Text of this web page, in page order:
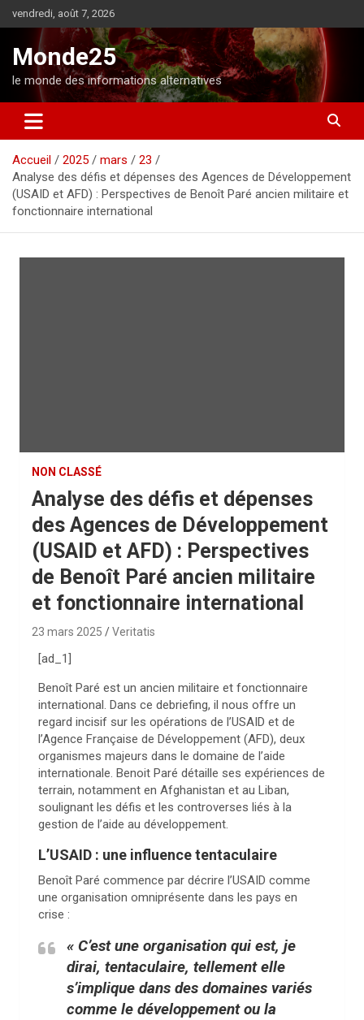
l
o
u
vendredi, août 7, 2026
Monde25
le monde des informations alternatives
Accueil 2025 mars
23
Analyse des défis et dépenses des Agences de Développement
(USAID et AFD) : Perspectives de Benoît Paré ancien militaire et
fonctionnaire international
NON CLASSÉ
Analyse des défis et dépenses
des Agences de Développement
(USAID et AFD) : Perspectives
de Benoît Paré ancien militaire
et fonctionnaire international
23 mars 2025 Veritatis
[ad_1]
Benoît Paré est un ancien militaire et fonctionnaire
international. Dans ce debriefing, il nous offre un
regard incisif sur les opérations de l’USAID et de
l’Agence Française de Développement (AFD), deux
organismes majeurs dans le domaine de l’aide
internationale. Benoit Paré détaille ses expériences de
terrain, notamment en Afghanistan et au Liban,
soulignant les défis et les controverses liés à la
gestion de l’aide au développement.
L’USAID : une influence tentaculaire
Benoît Paré commence par décrire l’USAID comme
une organisation omniprésente dans les pays en
crise :
« C’est une organisation qui est, je
dirai, tentaculaire, tellement elle
s’implique dans des domaines variés
comme le développement ou la